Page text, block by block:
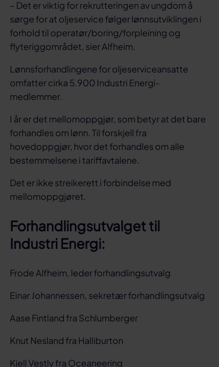
– Det er viktig for rekrutteringen av ungdom å
sørge for at oljeservice følger lønnsutviklingen i
forhold til operatør/boring/forpleining og
flyteriggområdet, sier Alfheim.
Lønnsforhandlingene for oljeserviceansatte
omfatter cirka 5.900 Industri Energi-
medlemmer.
I år er det mellomoppgjør, som betyr at det bare
forhandles om lønn. Til forskjell fra
hovedoppgjør, hvor det forhandles om alle
bestemmelsene i tariffavtalene.
Det er ikke streikerett i forbindelse med
mellomoppgjøret.
Forhandlingsutvalget til
Industri Energi:
Frode Alfheim, leder forhandlingsutvalg
Einar Johannessen, sekretær forhandlingsutvalg
Aase Fintland fra Schlumberger
Knut Nesland fra Halliburton
Kjell Vestly fra Oceaneering